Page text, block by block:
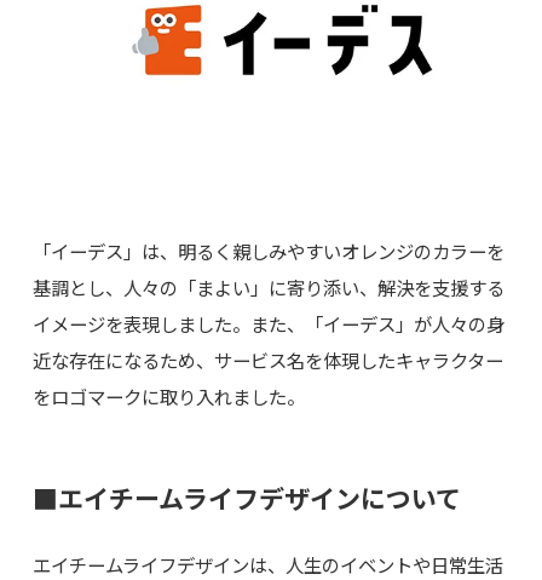
「イーデス」は、明るく親しみやすいオレンジのカラーを
基調とし、人々の「まよい」に寄り添い、解決を支援する
イメージを表現しました。また、「イーデス」が人々の身
近な存在になるため、サービス名を体現したキャラクター
をロゴマークに取り入れました。
■エイチームライフデザインについて
エイチームライフデザインは、人生のイベントや日常生活